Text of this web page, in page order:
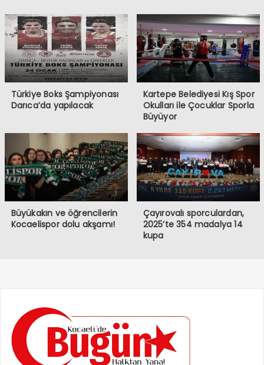
Türkiye Boks Şampiyonası
Darıca’da yapılacak
Kartepe Belediyesi Kış Spor
Okulları ile Çocuklar Sporla
Büyüyor
Büyükakın ve öğrencilerin
Kocaelispor dolu akşamı!
Çayırovalı sporculardan,
2025’te 354 madalya 14
kupa